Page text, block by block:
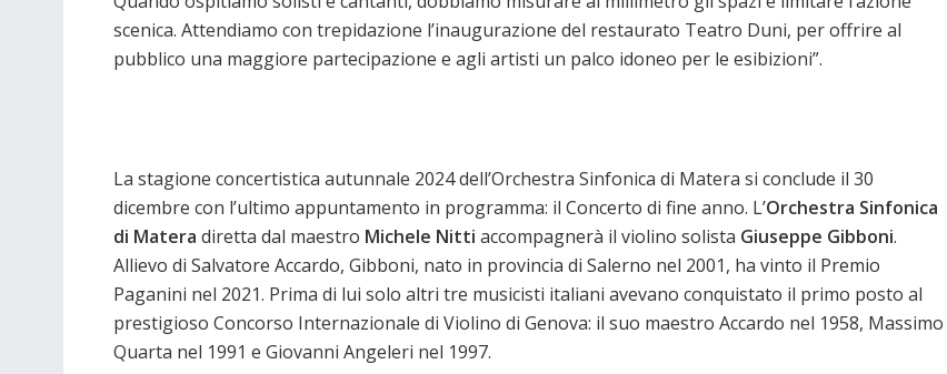
scenica. Attendiamo con trepidazione l’inaugurazione del restaurato Teatro Duni, per offrire al
pubblico una maggiore partecipazione e agli artisti un palco idoneo per le esibizioni”.
La stagione concertistica autunnale 2024 dell’Orchestra Sinfonica di Matera si conclude il 30
dicembre con l’ultimo appuntamento in programma: il Concerto di fine anno. L’Orchestra Sinfonica
di Matera diretta dal maestro Michele Nitti accompagnerà il violino solista Giuseppe Gibboni.
Allievo di Salvatore Accardo, Gibboni, nato in provincia di Salerno nel 2001, ha vinto il Premio
Paganini nel 2021. Prima di lui solo altri tre musicisti italiani avevano conquistato il primo posto al
prestigioso Concorso Internazionale di Violino di Genova: il suo maestro Accardo nel 1958, Massimo
Quarta nel 1991 e Giovanni Angeleri nel 1997.